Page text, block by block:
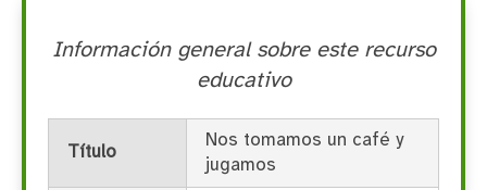
Información general sobre este recurso
educativo
Título
Nos tomamos un café y
jugamos